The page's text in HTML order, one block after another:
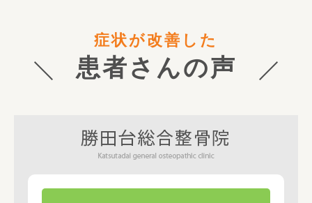
症状が改善した
患者さんの声